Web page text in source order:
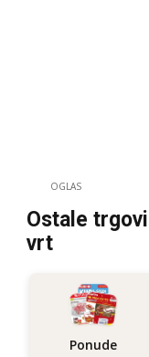
OGLAS
Ostale
vrt
Ponude